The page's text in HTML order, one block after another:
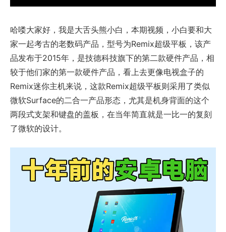
哈喽大家好，我是大舌头熊小白，本期视频，小白要和大
家一起考古的老数码产品，型号为Remix超级平板，该产
品发布于2015年，是技德科技旗下的第二款硬件产品，相
较于他们家的第一款硬件产品，看上去更像电视盒子的
Remix迷你主机来说，这款Remix超级平板则采用了类似
微软Surface的二合一产品形态，尤其是机身背面的这个
两段式支架和键盘的盖板，在当年简直就是一比一的复刻
了微软的设计。